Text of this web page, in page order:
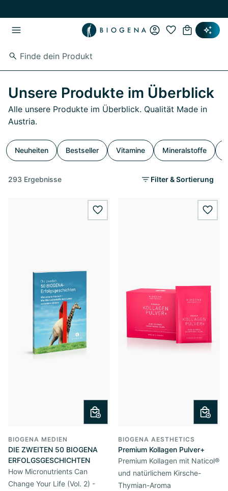
Unsere Produkte im Überblick
Alle unsere Produkte im Überblick. Qualität Made in
Austria.
Neuheiten Bestseller Vitamine Mineralstoffe
293 Ergebnisse Filter & Sortierung
wishlist.add
BIOGENA MEDIEN
DIE ZWEITEN 50 BIOGENA
ERFOLGSGESCHICHTEN
How Micronutrients Can
Change Your Life (Vol. 2) -
BIOGENA AESTHETICS
Premium Kollagen Pulver+
Premium Kollagen mit Naticol®
und natürlichem Kirsche-
Thymian-Aroma